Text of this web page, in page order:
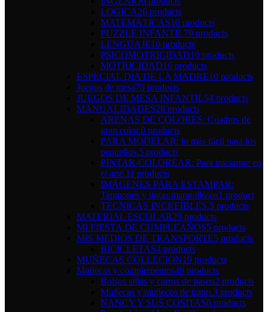
LOGICA26 products
MATEMÁTICAS10 products
PUZZLE INFANTIL79 products
LENGUAJE10 products
PSICOMOTRICIDAD10 products
MOTRICIDAD16 products
ESPECIAL DÍA DE LA MADRE10 products
Juegos de mesa75 products
JUEGOS DE MESA INFANTIL54 products
MANUALIDADES28 products
ARENAS DE COLORES: Cuadros de
gran color.0 products
PARA MODELAR: lo más fácil para los
pequeños.5 products
PINTAR-COLOREAR: Para iniciarme en
el arte.11 products
IMÁGENES PARA ESTAMPAR:
Tampones y tintas maravillosos1 product
TÉCNICAS INCREÍBLES.5 products
MATERIAL ESCOLAR29 products
MI FIESTA DE CUMPLEAÑOS5 products
MIS MEDIOS DE TRANSPORTE5 products
BICICLETAS4 products
MUÑECAS COLLECION19 products
Muñecas y complementos49 products
Bolsos sillas y carros de paseo2 products
Muñecas y muñecos de trapo.3 products
NANCY Y SUS COSITAS6 products